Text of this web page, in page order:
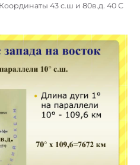
43 с.ш и 80в.д. 40 С